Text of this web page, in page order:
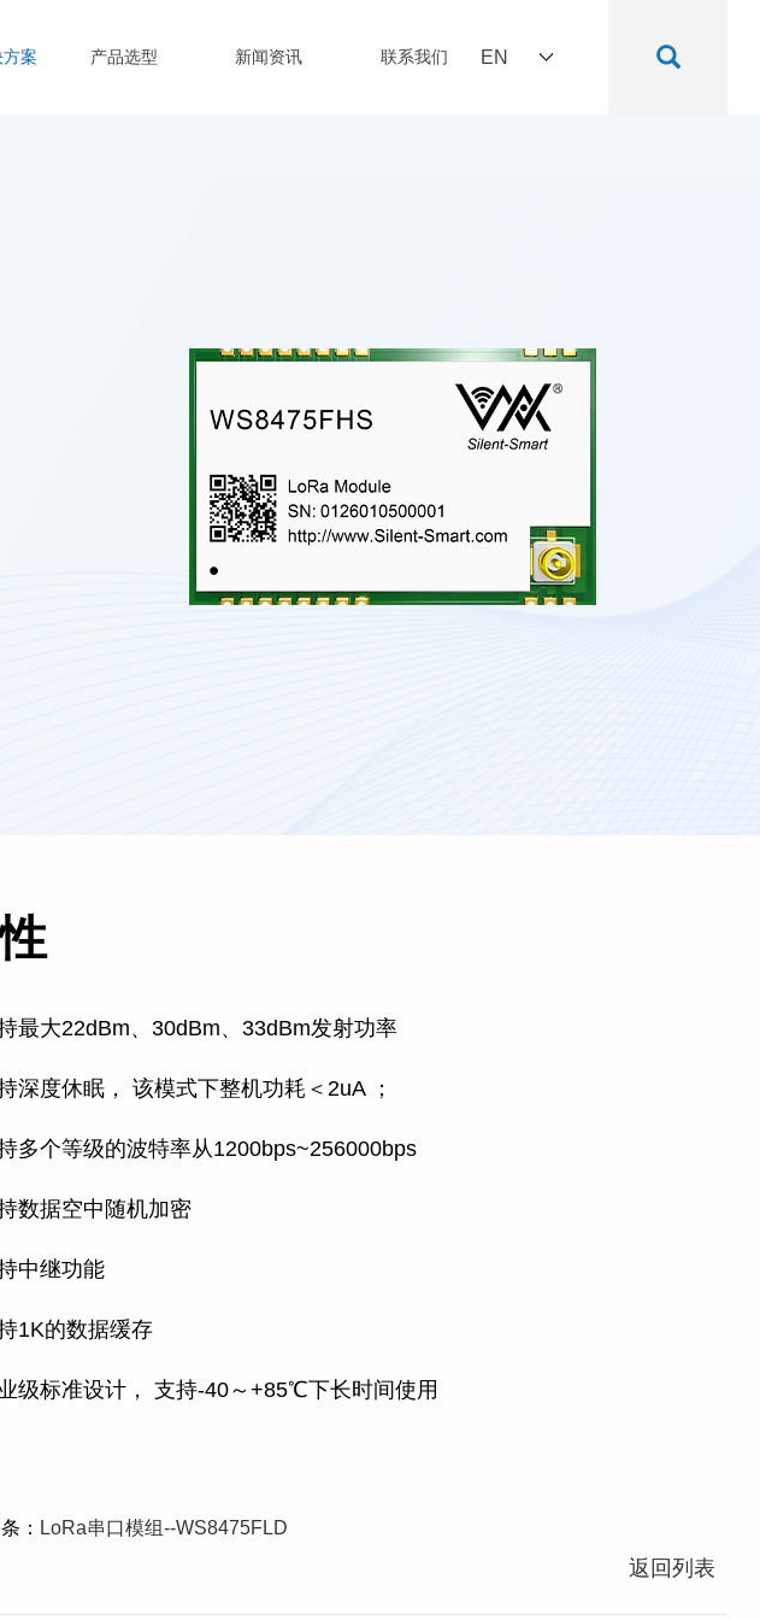
案 产品选型 新闻资讯 联系我们 EN
最大22dBm、30dBm、33dBm发射功率
深度休眠， 该模式下整机功耗＜2uA ；
多个等级的波特率从1200bps~256000bps
数据空中随机加密
中继功能
1K的数据缓存
级标准设计， 支持-40～+85℃下长时间使用
： LoRa串口模组--WS8475FLD
返回列表